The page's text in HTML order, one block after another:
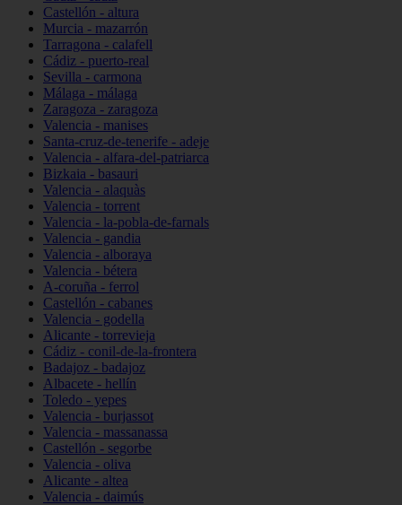
Castellón - altura
Murcia - mazarrón
Tarragona - calafell
Cádiz - puerto-real
Sevilla - carmona
Málaga - málaga
Zaragoza - zaragoza
Valencia - manises
Santa-cruz-de-tenerife - adeje
Valencia - alfara-del-patriarca
Bizkaia - basauri
Valencia - alaquàs
Valencia - torrent
Valencia - la-pobla-de-farnals
Valencia - gandia
Valencia - alboraya
Valencia - bétera
A-coruña - ferrol
Castellón - cabanes
Valencia - godella
Alicante - torrevieja
Cádiz - conil-de-la-frontera
Badajoz - badajoz
Albacete - hellín
Toledo - yepes
Valencia - burjassot
Valencia - massanassa
Castellón - segorbe
Valencia - oliva
Alicante - altea
Valencia - daimús